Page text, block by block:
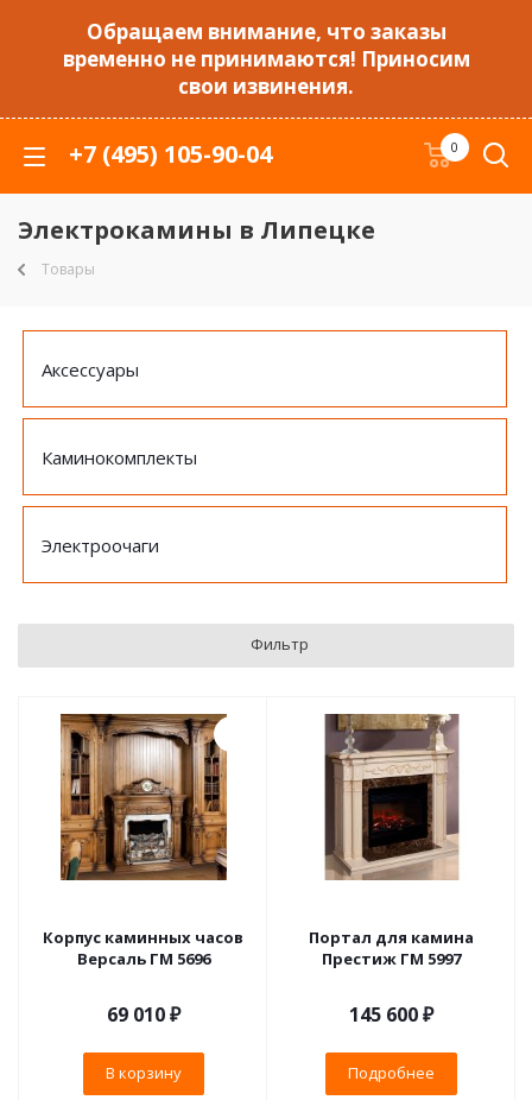
Обращаем внимание, что заказы
временно не принимаются! Приносим
свои извинения.
+7 (495) 105-90-04 0
Электрокамины в Липецке
Товары
Аксессуары
Каминокомплекты
Электроочаги
Фильтр
Корпус каминных часов
Версаль ГМ 5696
69 010₽
В корзину
Портал для камина
Престиж ГМ 5997
145 600 ₽
Подробнее